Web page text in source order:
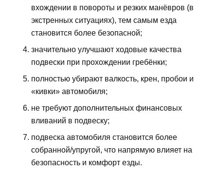
вхождении в повороты и резких манёвров (в
экстренных ситуациях), тем самым езда
становится более безопасной;
значительно улучшают ходовые качества
подвески при прохождении гребёнки;
полностью убирают валкость, крен, пробои и
«кивки» автомобиля;
не требуют дополнительных финансовых
вливаний в подвеску;
подвеска автомобиля становится более
собранной/упругой, что напрямую влияет на
безопасность и комфорт езды.